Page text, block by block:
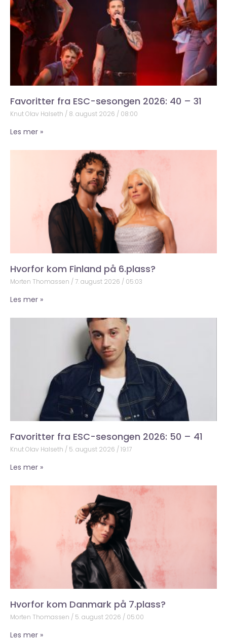
Favoritter fra ESC-sesongen 2026: 40 – 31
Knut Olav Halseth 8. august 2026 08:00
Les mer »
Hvorfor kom Finland på 6.plass?
Morten Thomassen 7. august 2026 05:03
Les mer »
Favoritter fra ESC-sesongen 2026: 50 – 41
Knut Olav Halseth 5. august 2026 19:17
Les mer »
Hvorfor kom Danmark på 7.plass?
Morten Thomassen 5. august 2026 05:00
Les mer »